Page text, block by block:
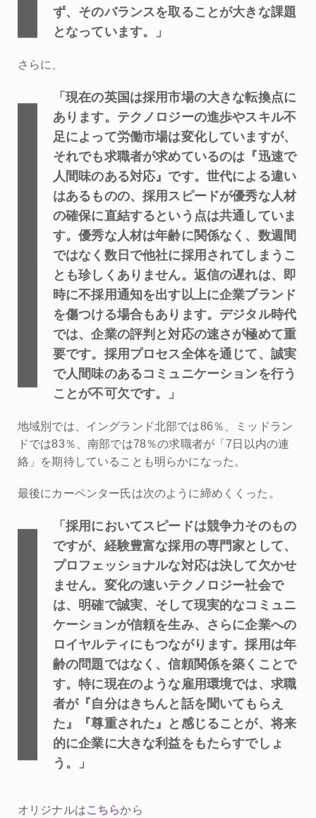
ず、そのバランスを取ることが大きな課題
となっています。」
さらに、
「現在の英国は採用市場の大きな転換点に
あります。テクノロジーの進歩やスキル不
足によって労働市場は変化していますが、
それでも求職者が求めているのは『迅速で
人間味のある対応』です。世代による違い
はあるものの、採用スピードが優秀な人材
の確保に直結するという点は共通していま
す。優秀な人材は年齢に関係なく、数週間
ではなく数日で他社に採用されてしまうこ
とも珍しくありません。返信の遅れは、即
時に不採用通知を出す以上に企業ブランド
を傷つける場合もあります。デジタル時代
では、企業の評判と対応の速さが極めて重
要です。採用プロセス全体を通じて、誠実
で人間味のあるコミュニケーションを行う
ことが不可欠です。」
地域別では、イングランド北部では86％、ミッドラン
ドでは83％、南部では78％の求職者が「7日以内の連
絡」を期待していることも明らかになった。
最後にカーペンター氏は次のように締めくくった。
「採用においてスピードは競争力そのもの
ですが、経験豊富な採用の専門家として、
プロフェッショナルな対応は決して欠かせ
ません。変化の速いテクノロジー社会で
は、明確で誠実、そして現実的なコミュニ
ケーションが信頼を生み、さらに企業への
ロイヤルティにもつながります。採用は年
齢の問題ではなく、信頼関係を築くことで
す。特に現在のような雇用環境では、求職
者が『自分はきちんと話を聞いてもらえ
た』『尊重された』と感じることが、将来
的に企業に大きな利益をもたらすでしょ
う。」
オリジナルはこちらから